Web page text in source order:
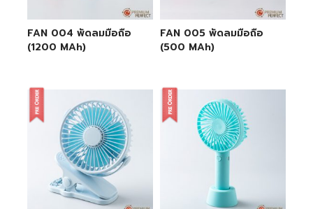
FAN 004 พัดลมมือถือ
(1200 MAh)
FAN 005 พัดลมมือถือ
(500 MAh)